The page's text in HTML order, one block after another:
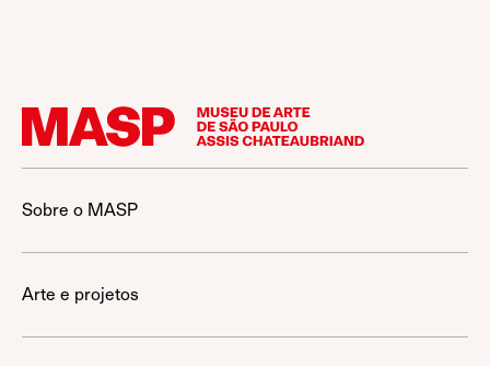
Sobre o MASP
Arte e projetos